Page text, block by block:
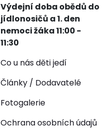
Výdejní doba obědů do
jídlonosičů a 1. den
nemoci žáka 11:00 -
11:30
Co u nás děti jedí
Články / Dodavatelé
Fotogalerie
Ochrana osobních údajů